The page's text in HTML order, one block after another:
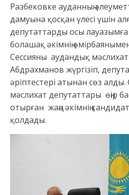
Разбековке ауданның
дамуына қосқан үлесі үшін
депутаттарды осы
болашақ әкімнің
Сессияны аудандық
Абдрахманов жүргізіп,
әріптестері атынан сөз
мәслихат депутаттары өңір
отырған жаңа әкімнің
қолдады.